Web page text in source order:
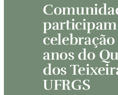
anos do
dos
UFRGS